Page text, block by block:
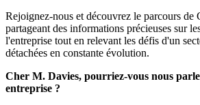
Rejoignez-nous et découvrez le parcours
partageant des informations précieuses sur
l'entreprise tout en relevant les défis d'un
détachées en constante évolution.
Cher M. Davies, pourriez-vous nous
entreprise ?